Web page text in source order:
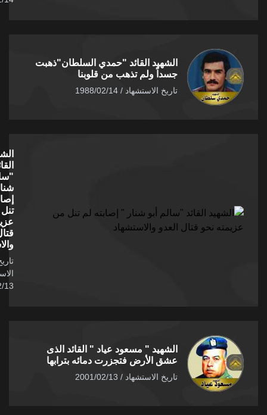
الشهيد القائد "حمدي السلطان"ذهبت
جسداً ولم تذهب من قلوبنا
تاريخ الاستشهاد / 1988/02/14
"سالم أبو
إصابته لم
عزيمته نحو
قتال العدو
والاستشهاد
الاستشهاد /
2002/02/13
الشهيد " مسعود عياد " القائد الذى
عشق الأرض فتجزرت دمائه بترابها
تاريخ الاستشهاد / 2001/02/13